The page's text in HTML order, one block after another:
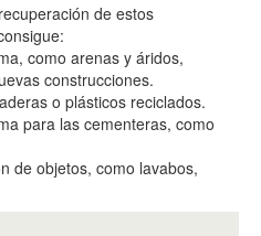
de estos
como arenas y áridos,
construcciones.
o plásticos reciclados.
para las cementeras, como
de objetos, como lavabos,